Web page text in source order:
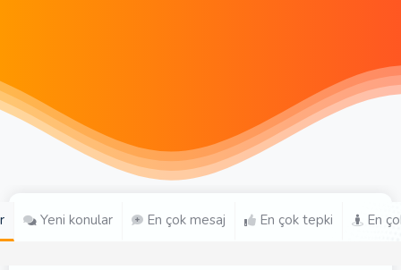
Yeni konular En çok mesaj En çok tepki En